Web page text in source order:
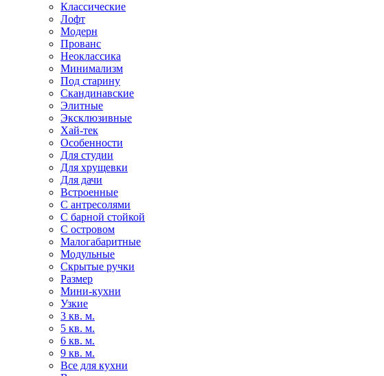
Классические
Лофт
Модерн
Прованс
Неоклассика
Минимализм
Под старину
Скандинавские
Элитные
Эксклюзивные
Хай-тек
Особенности
Для студии
Для хрущевки
Для дачи
Встроенные
С антресолями
С барной стойкой
С островом
Малогабаритные
Модульные
Скрытые ручки
Размер
Мини-кухни
Узкие
3 кв. м.
5 кв. м.
6 кв. м.
9 кв. м.
Все для кухни